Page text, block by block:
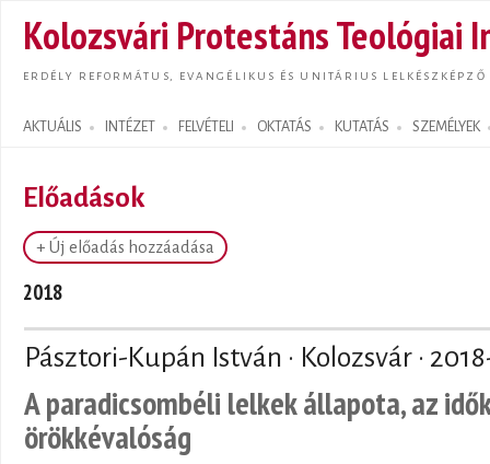
Kolozsvári Protestáns Teológiai
ERDÉLY REFORMÁTUS, EVANGÉLIKUS ÉS UNITÁRIUS LELKÉSZKÉPZŐ
AKTUÁLIS INTÉZET FELVÉTELI OKTATÁS KUTATÁS SZEMÉLYEK
Search form
Előadások
+ Új előadás hozzáadása
2018
Pásztori-Kupán István · Kolozsvár ·
A paradicsombéli lelkek állapota, az
örökkévalóság